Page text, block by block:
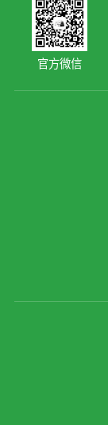
官方微信